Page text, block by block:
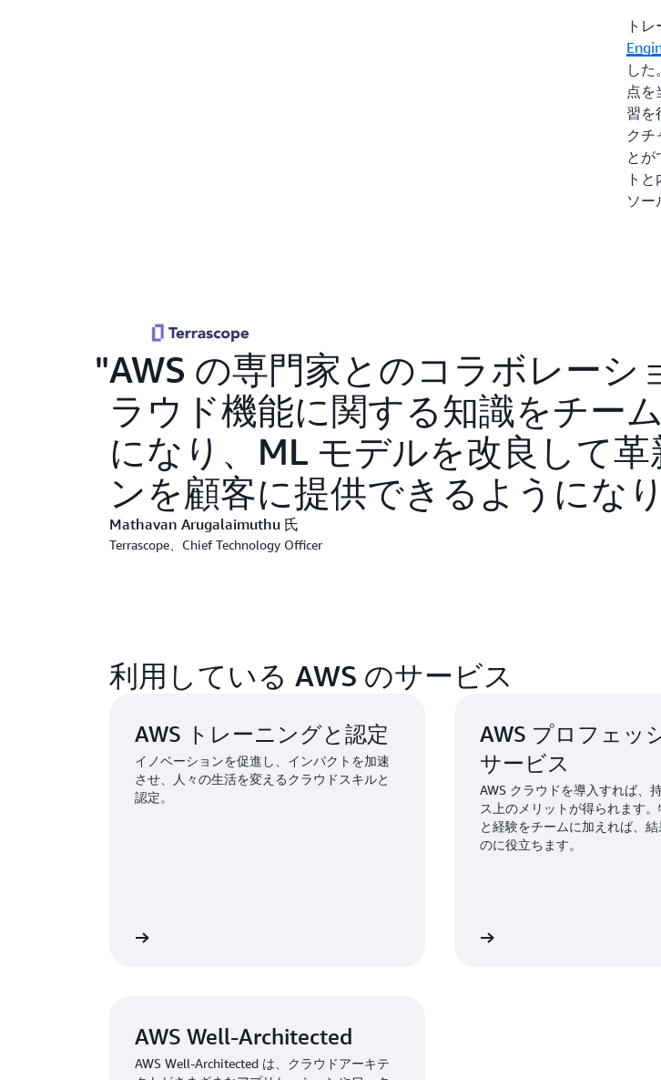
ト
した
点を
習を
クチ
とが
ト
ソー
を目
も
AI
機
き
ルを
結
以
AWS の専門家とのコラボレーシ
ラウド機能に関する知識をチー
になり、ML モデルを改良して
ンを顧客に提供できるようになり
Mathavan Arugalaimuthu 氏
Terrascope、Chief Technology Officer
利用している AWS のサービス
AWS トレーニングと認定
イノベーションを促進し、インパクトを加速
させ、人々の生活を変えるクラウドスキルと
認定。
AWS プロフェッ
サービス
AWS クラウドを導入すれば、
ス上のメリットが得られます
と経験をチームに加えれば、
のに役立ちます。
AWS Well-Architected
AWS Well-Architected は、クラウドアーキテ